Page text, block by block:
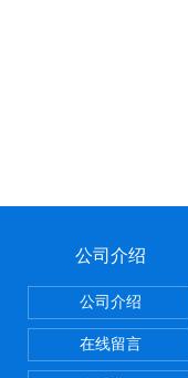
公司介绍
公司介绍
在线留言